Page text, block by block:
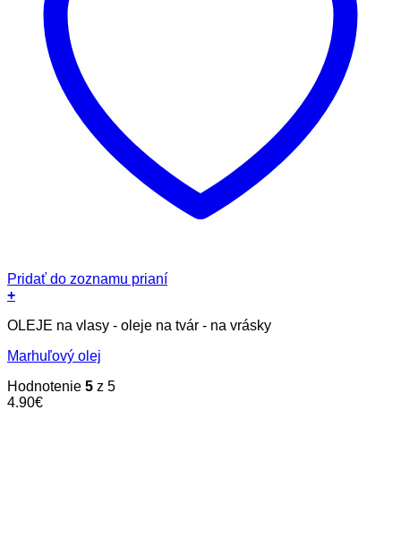
Pridať do zoznamu prianí
+
OLEJE na vlasy - oleje na tvár - na vrásky
Marhuľový olej
Hodnotenie 5 z 5
4.90€